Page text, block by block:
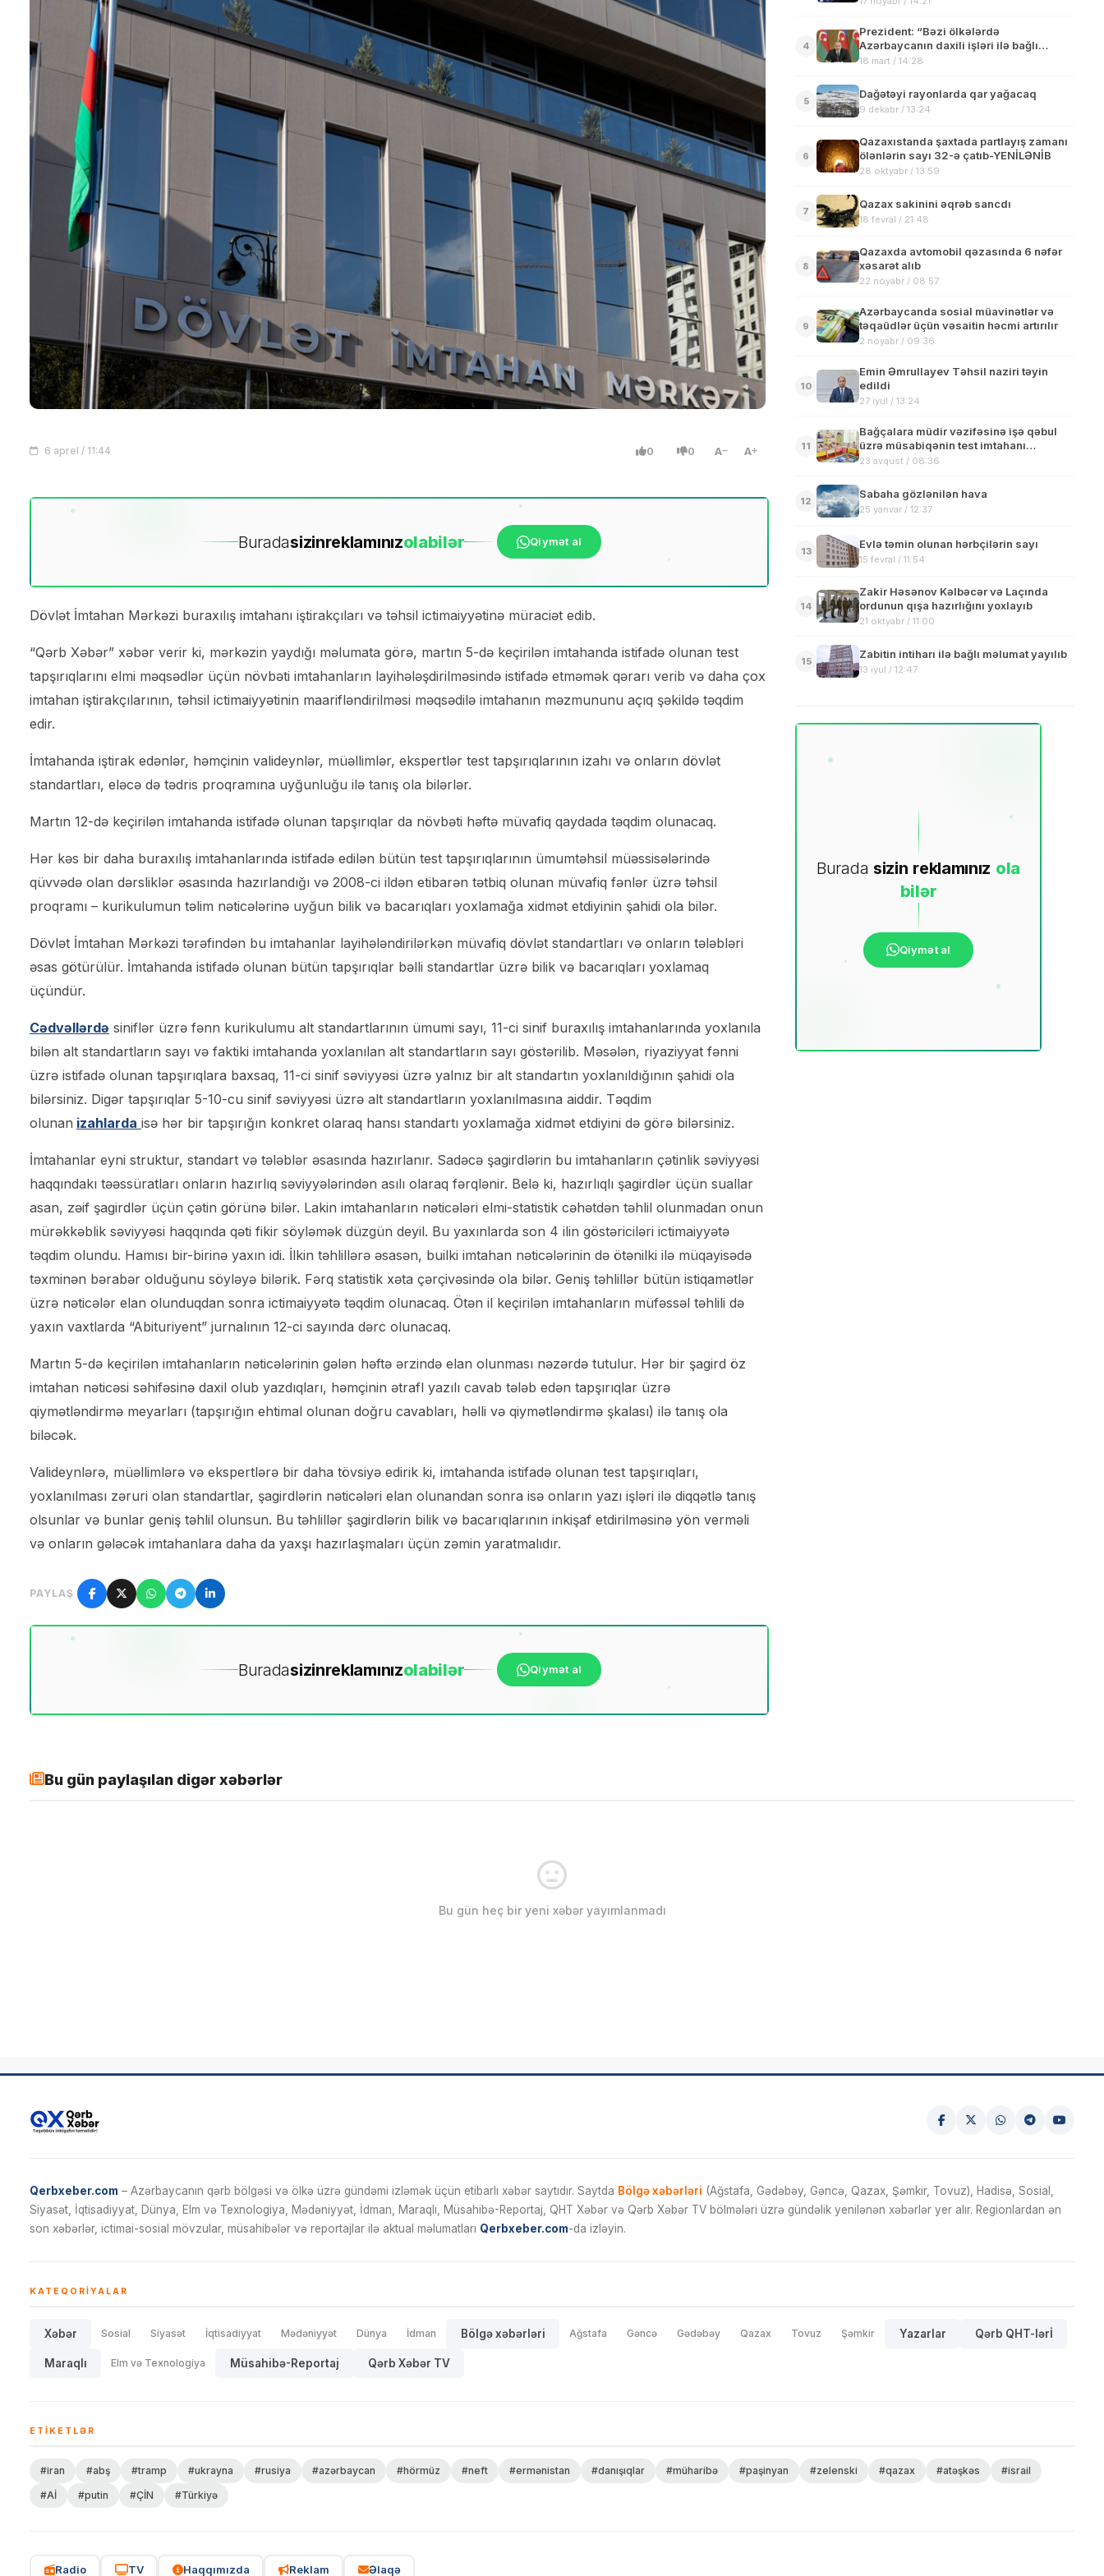
6 aprel / 11:44 0 0 A A
Buradasizinreklamınızolabilər Qiymət al
Dövlət İmtahan Mərkəzi buraxılış imtahanı iştirakçıları və təhsil ictimaiyyətinə müraciət edib.
“Qərb Xəbər” xəbər verir ki, mərkəzin yaydığı məlumata görə, martın 5-də keçirilən imtahanda istifadə olunan test
tapşırıqlarını elmi məqsədlər üçün növbəti imtahanların layihələşdirilməsində istifadə etməmək qərarı verib və daha çox
imtahan iştirakçılarının, təhsil ictimaiyyətinin maarifləndirilməsi məqsədilə imtahanın məzmununu açıq şəkildə təqdim
edir.
İmtahanda iştirak edənlər, həmçinin valideynlər, müəllimlər, ekspertlər test tapşırıqlarının izahı və onların dövlət
standartları, eləcə də tədris proqramına uyğunluğu ilə tanış ola bilərlər.
Martın 12-də keçirilən imtahanda istifadə olunan tapşırıqlar da növbəti həftə müvafiq qaydada təqdim olunacaq.
Hər kəs bir daha buraxılış imtahanlarında istifadə edilən bütün test tapşırıqlarının ümumtəhsil müəssisələrində
qüvvədə olan dərsliklər əsasında hazırlandığı və 2008-ci ildən etibarən tətbiq olunan müvafiq fənlər üzrə təhsil
proqramı – kurikulumun təlim nəticələrinə uyğun bilik və bacarıqları yoxlamağa xidmət etdiyinin şahidi ola bilər.
Dövlət İmtahan Mərkəzi tərəfindən bu imtahanlar layihələndirilərkən müvafiq dövlət standartları və onların tələbləri
əsas götürülür. İmtahanda istifadə olunan bütün tapşırıqlar bəlli standartlar üzrə bilik və bacarıqları yoxlamaq
üçündür.
Cədvəllərdə siniflər üzrə fənn kurikulumu alt standartlarının ümumi sayı, 11-ci sinif buraxılış imtahanlarında yoxlanıla
bilən alt standartların sayı və faktiki imtahanda yoxlanılan alt standartların sayı göstərilib. Məsələn, riyaziyyat fənni
üzrə istifadə olunan tapşırıqlara baxsaq, 11-ci sinif səviyyəsi üzrə yalnız bir alt standartın yoxlanıldığının şahidi ola
bilərsiniz. Digər tapşırıqlar 5-10-cu sinif səviyyəsi üzrə alt standartların yoxlanılmasına aiddir. Təqdim
olunan izahlarda isə hər bir tapşırığın konkret olaraq hansı standartı yoxlamağa xidmət etdiyini də görə bilərsiniz.
İmtahanlar eyni struktur, standart və tələblər əsasında hazırlanır. Sadəcə şagirdlərin bu imtahanların çətinlik səviyyəsi
haqqındakı təəssüratları onların hazırlıq səviyyələrindən asılı olaraq fərqlənir. Belə ki, hazırlıqlı şagirdlər üçün suallar
asan, zəif şagirdlər üçün çətin görünə bilər. Lakin imtahanların nəticələri elmi-statistik cəhətdən təhlil olunmadan onun
mürəkkəblik səviyyəsi haqqında qəti fikir söyləmək düzgün deyil. Bu yaxınlarda son 4 ilin göstəriciləri ictimaiyyətə
təqdim olundu. Hamısı bir-birinə yaxın idi. İlkin təhlillərə əsasən, builki imtahan nəticələrinin də ötənilki ilə müqayisədə
təxminən bərabər olduğunu söyləyə bilərik. Fərq statistik xəta çərçivəsində ola bilər. Geniş təhlillər bütün istiqamətlər
üzrə nəticələr elan olunduqdan sonra ictimaiyyətə təqdim olunacaq. Ötən il keçirilən imtahanların müfəssəl təhlili də
yaxın vaxtlarda “Abituriyent” jurnalının 12-ci sayında dərc olunacaq.
Martın 5-də keçirilən imtahanların nəticələrinin gələn həftə ərzində elan olunması nəzərdə tutulur. Hər bir şagird öz
imtahan nəticəsi səhifəsinə daxil olub yazdıqları, həmçinin ətrafl yazılı cavab tələb edən tapşırıqlar üzrə
qiymətləndirmə meyarları (tapşırığın ehtimal olunan doğru cavabları, həlli və qiymətləndirmə şkalası) ilə tanış ola
biləcək.
Valideynlərə, müəllimlərə və ekspertlərə bir daha tövsiyə edirik ki, imtahanda istifadə olunan test tapşırıqları,
yoxlanılması zəruri olan standartlar, şagirdlərin nəticələri elan olunandan sonra isə onların yazı işləri ilə diqqətlə tanış
olsunlar və bunlar geniş təhlil olunsun. Bu təhlillər şagirdlərin bilik və bacarıqlarının inkişaf etdirilməsinə yön verməli
və onların gələcək imtahanlara daha da yaxşı hazırlaşmaları üçün zəmin yaratmalıdır.
PAYLAŞ
Buradasizinreklamınızolabilər Qiymət al
4
Prezident: “Bəzi ölkələrdə
Azərbaycanın daxili işləri ilə bağlı
konfranslar təşkil edilir”
18 mart / 14:28
5
Dağətəyi rayonlarda qar yağacaq
9 dekabr / 13:24
6
Qazaxıstanda şaxtada partlayış zamanı
ölənlərin sayı 32-ə çatıb-YENİLƏNİB
28 oktyabr / 13:59
7
Qazax sakinini əqrəb sancdı
18 fevral / 21:48
8
Qazaxda avtomobil qəzasında 6 nəfər
xəsarət alıb
22 noyabr / 08:57
9
Azərbaycanda sosial müavinətlər və
təqaüdlər üçün vəsaitin həcmi artırılır
2 noyabr / 09:36
10
Emin Əmrullayev Təhsil naziri təyin
edildi
27 iyul / 13:24
11
Bağçalara müdir vəzifəsinə işə qəbul
üzrə müsabiqənin test imtahanı
mərhələsi keçirilir
23 avqust / 08:36
12
Sabaha gözlənilən hava
25 yanvar / 12:37
13
Evlə təmin olunan hərbçilərin sayı
15 fevral / 11:54
14
Zakir Həsənov Kəlbəcər və Laçında
ordunun qışa hazırlığını yoxlayıb
21 oktyabr / 11:00
15
Zabitin intiharı ilə bağlı məlumat yayılıb
13 iyul / 12:47
Burada sizin reklamınız ola
bilər
Qiymət al
Bu gün paylaşılan digər xəbərlər
Bu gün heç bir yeni xəbər yayımlanmadı
Qerbxeber.com – Azərbaycanın qərb bölgəsi və ölkə üzrə gündəmi izləmək üçün etibarlı xəbər saytıdır. Saytda Bölgə xəbərləri (Ağstafa, Gədəbəy, Gəncə, Qazax, Şəmkir, Tovuz), Hadisə, Sosial,
Siyasət, İqtisadiyyat, Dünya, Elm və Texnologiya, Mədəniyyət, İdman, Maraqlı, Müsahibə-Reportaj, QHT Xəbər və Qərb Xəbər TV bölmələri üzrə gündəlik yenilənən xəbərlər yer alır. Regionlardan ən
son xəbərlər, ictimai-sosial mövzular, müsahibələr və reportajlar ilə aktual məlumatları Qerbxeber.com-da izləyin.
KATEQORIYALAR
Xəbər Sosial Siyasət İqtisadiyyat Mədəniyyət Dünya İdman Bölgə xəbərləri Ağstafa Gəncə Gədəbəy Qazax Tovuz Şəmkir Yazarlar Qərb QHT-lərİ
Maraqlı Elm və Texnologiya Müsahibə-Reportaj Qərb Xəbər TV
ETIKETLƏR
#iran #abş #tramp #ukrayna #rusiya #azərbaycan #hörmüz #neft #ermənistan #danışıqlar #müharibə #paşinyan #zelenski #qazax #atəşkəs
#israil
#Aİ
#putin #ÇİN #Türkiyə
Radio TV Haqqımızda Reklam Əlaqə